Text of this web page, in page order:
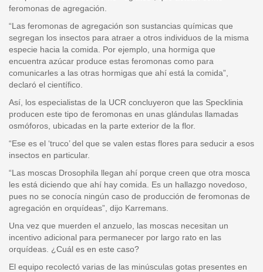
feromonas de agregación.
“Las feromonas de agregación son sustancias químicas que
segregan los insectos para atraer a otros individuos de la misma
especie hacia la comida. Por ejemplo, una hormiga que
encuentra azúcar produce estas feromonas como para
comunicarles a las otras hormigas que ahí está la comida”,
declaró el científico.
Así, los especialistas de la UCR concluyeron que las Specklinia
producen este tipo de feromonas en unas glándulas llamadas
osmóforos, ubicadas en la parte exterior de la flor.
“Ese es el ‘truco’ del que se valen estas flores para seducir a esos
insectos en particular.
“Las moscas Drosophila llegan ahí porque creen que otra mosca
les está diciendo que ahí hay comida. Es un hallazgo novedoso,
pues no se conocía ningún caso de producción de feromonas de
agregación en orquídeas”, dijo Karremans.
Una vez que muerden el anzuelo, las moscas necesitan un
incentivo adicional para permanecer por largo rato en las
orquídeas. ¿Cuál es en este caso?
El equipo recolectó varias de las minúsculas gotas presentes en